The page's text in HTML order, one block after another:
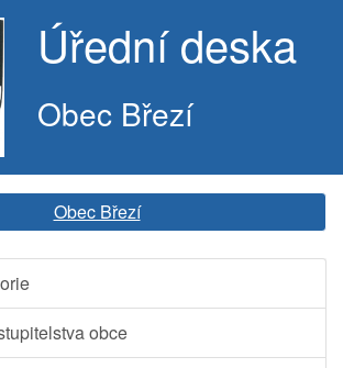
Úřední deska
Obec Březí
Obec Březí
obce